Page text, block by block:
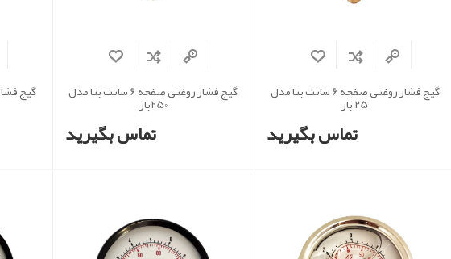
گیج فشار روغنی صفحه 6 سانت بتا مدل
25 بار
تماس بگیرید
گیج فشار روغنی صفحه 6 سانت بتا مدل
250بار
تماس بگیرید